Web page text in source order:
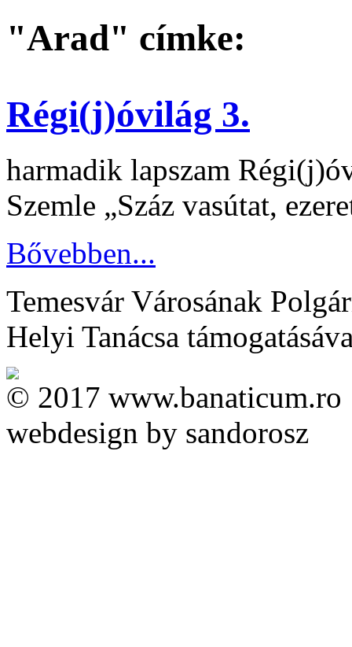
"Arad" címke:
Régi(j)óvilág 3.
harmadik lapszam
Szemle „Száz vasútat,
Bővebben...
Temesvár Városának
Helyi Tanácsa
© 2017 www.banaticum.ro
webdesign by sandorosz